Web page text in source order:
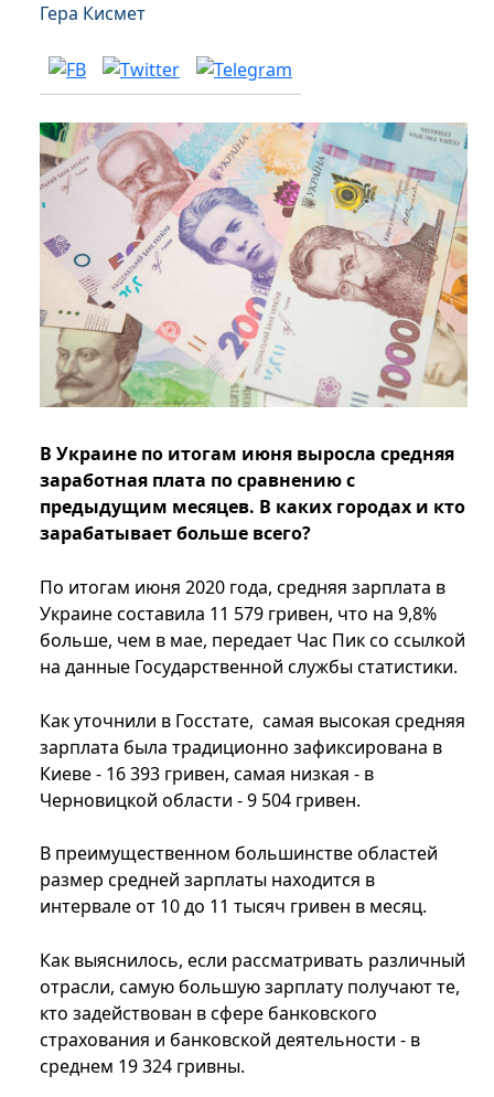
Гера Кисмет
В Украине по итогам июня выросла средняя
заработная плата по сравнению с
предыдущим месяцев. В каких городах и кто
зарабатывает больше всего?
По итогам июня 2020 года, средняя зарплата в
Украине составила 11 579 гривен, что на 9,8%
больше, чем в мае, передает Час Пик со ссылкой
на данные Государственной службы статистики.
Как уточнили в Госстате, самая высокая средняя
зарплата была традиционно зафиксирована в
Киеве - 16 393 гривен, самая низкая - в
Черновицкой области - 9 504 гривен.
В преимущественном большинстве областей
размер средней зарплаты находится в
интервале от 10 до 11 тысяч гривен в месяц.
Как выяснилось, если рассматривать различный
отрасли, самую большую зарплату получают те,
кто задействован в сфере банковского
страхования и банковской деятельности - в
среднем 19 324 гривны.